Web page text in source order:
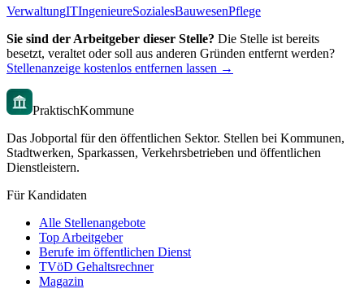
VerwaltungITIngenieureSozialesBauwesenPflege
Sie sind der Arbeitgeber dieser Stelle? Die Stelle ist bereits
besetzt, veraltet oder soll aus anderen Gründen entfernt werden?
Stellenanzeige kostenlos entfernen lassen →
PraktischKommune
Das Jobportal für den öffentlichen Sektor. Stellen bei Kommunen,
Stadtwerken, Sparkassen, Verkehrsbetrieben und öffentlichen
Dienstleistern.
Für Kandidaten
Alle Stellenangebote
Top Arbeitgeber
Berufe im öffentlichen Dienst
TVöD Gehaltsrechner
Magazin